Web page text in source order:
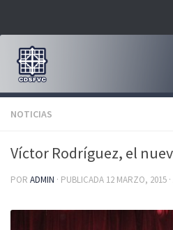
NOTICIAS
Víctor Rodríguez, el
POR ADMIN · PUBLICADA 12 MARZO, 2015